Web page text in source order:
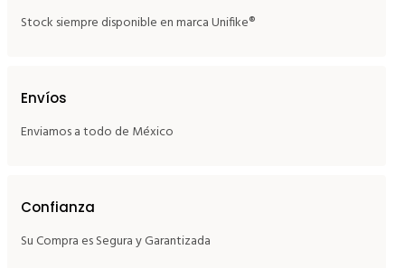
Stock siempre disponible en marca Unifike®
Envíos
Enviamos a todo de México
Confianza
Su Compra es Segura y Garantizada